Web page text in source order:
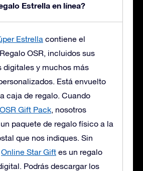
Estrella en línea?
Estrella contiene el
OSR, incluidos sus
digitales y muchos más
Está envuelto
caja de regalo. Cuando
OSR Gift Pack, nosotros
paquete de regalo físico a la
que nos indiques. Sin
Online Star Gift es un regalo
Podrás descargar los